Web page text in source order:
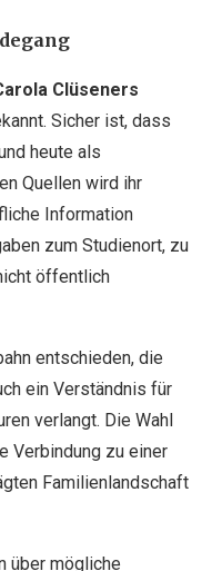
Clüseners
Sicher ist, dass
heute als
Quellen wird ihr
Information
zum Studienort, zu
öffentlich
entschieden, die
ein Verständnis für
verlangt. Die Wahl
Verbindung zu einer
Familienlandschaft
über mögliche